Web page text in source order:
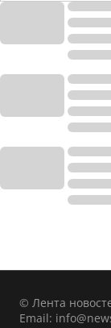
© Лента
Email: